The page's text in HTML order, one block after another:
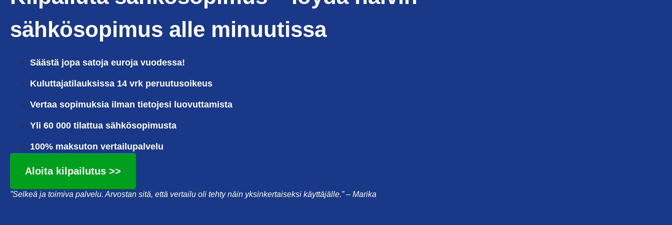
sähkösopimus alle minuutissa
Säästä jopa satoja euroja vuodessa!
Kuluttajatilauksissa 14 vrk peruutusoikeus
Vertaa sopimuksia ilman tietojesi luovuttamista
Yli 60 000 tilattua sähkösopimusta
100% maksuton vertailupalvelu
Aloita kilpailutus >>
”Selkeä ja toimiva palvelu. Arvostan sitä, että vertailu oli tehty näin yksinkertaiseksi käyttäjälle.” – Marika